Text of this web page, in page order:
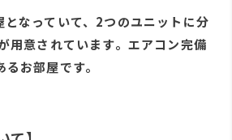
となっていて、2つのユニットに分
用意されています。エアコン完備
お部屋です。